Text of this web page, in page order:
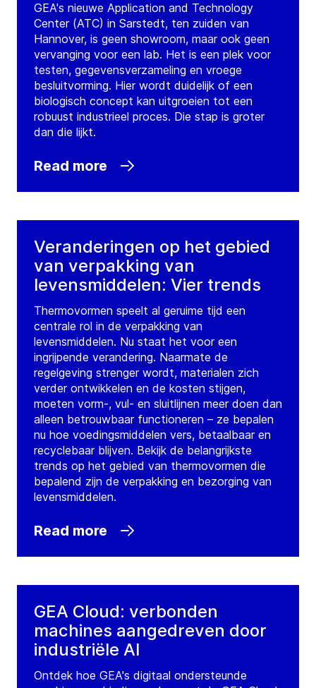
GEA's nieuwe Application and Technology
Center (ATC) in Sarstedt, ten zuiden van
Hannover, is geen showroom, maar ook geen
vervanging voor een lab. Het is een plek voor
testen, gegevensverzameling en vroege
besluitvorming. Hier wordt duidelijk of een
biologisch concept kan uitgroeien tot een
robuust industrieel proces. Die stap is groter
dan die lijkt.
Read more
Veranderingen op het gebied
van verpakking van
levensmiddelen: Vier trends
Thermovormen speelt al geruime tijd een
centrale rol in de verpakking van
levensmiddelen. Nu staat het voor een
ingrijpende verandering. Naarmate de
regelgeving strenger wordt, materialen zich
verder ontwikkelen en de kosten stijgen,
moeten vorm-, vul- en sluitlijnen meer doen dan
alleen betrouwbaar functioneren – ze bepalen
nu hoe voedingsmiddelen vers, betaalbaar en
recyclebaar blijven. Bekijk de belangrijkste
trends op het gebied van thermovormen die
bepalend zijn de verpakking en bezorging van
levensmiddelen.
Read more
GEA Cloud: verbonden
machines aangedreven door
industriële AI
Ontdek hoe GEA's digitaal ondersteunde